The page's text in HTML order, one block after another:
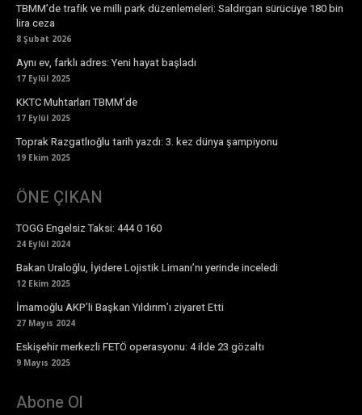
TBMM’de trafik ve milli park düzenlemeleri: Saldırgan sürücüye 180 bin
lira ceza
8 Şubat 2026
Aynı ev, farklı adres: Yeni hayat başladı
17 Eylül 2025
KKTC Muhtarları TBMM’de
17 Eylül 2025
Toprak Razgatlıoğlu tarih yazdı: 3. kez dünya şampiyonu
19 Ekim 2025
ÖNE ÇIKAN
TOGG Engelsiz Taksi: 444 0 160
24 Eylül 2024
Bakan Uraloğlu, İyidere Lojistik Limanı’nı yerinde inceledi
12 Ekim 2025
İmamoğlu AKP’li Başkan Yıldırım’ı ziyaret Etti
27 Mayıs 2024
Eskişehir merkezli FETÖ operasyonu: 4 ilde 23 gözaltı
9 Mayıs 2025
Abone Ol